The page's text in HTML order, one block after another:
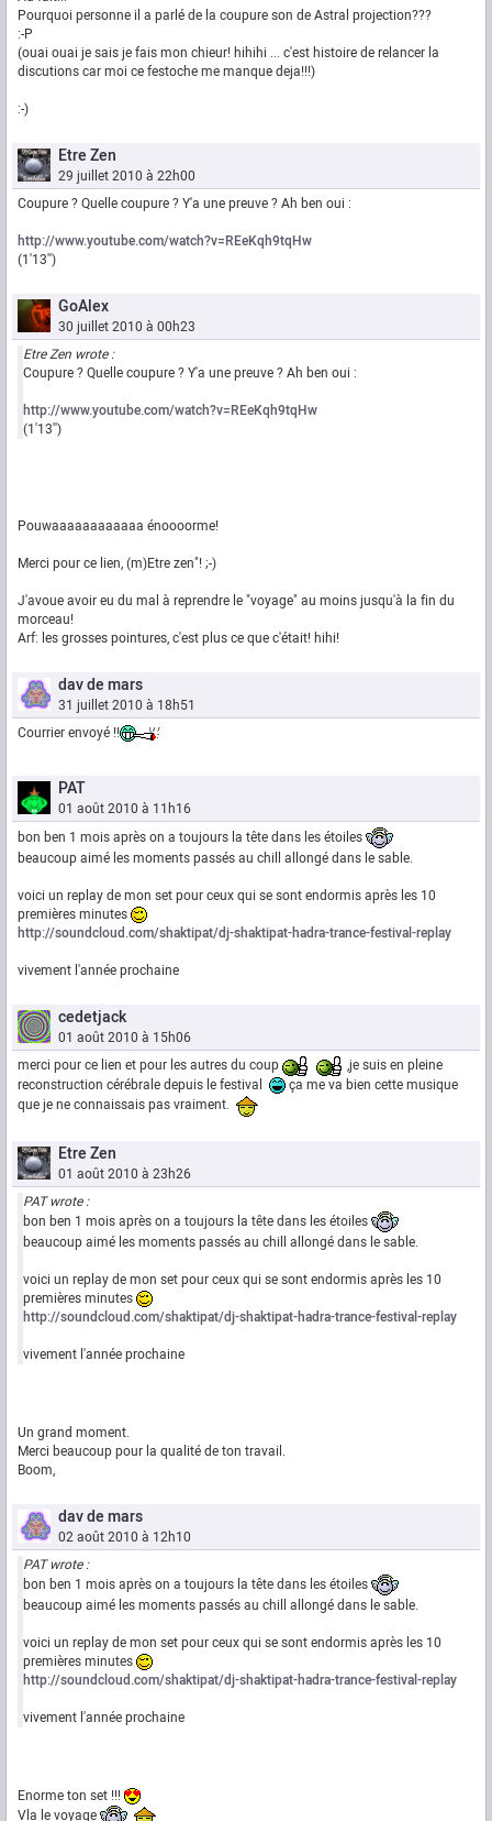
Pourquoi personne il a parlé de la coupure son de Astral projection???
:-P
(ouai ouai je sais je fais mon chieur! hihihi ... c'est histoire de relancer la
discutions car moi ce festoche me manque deja!!!)
:-)
Etre Zen
29 juillet 2010 à 22h00
Coupure ? Quelle coupure ? Y'a une preuve ? Ah ben oui :
http://www.youtube.com/watch?v=REeKqh9tqHw
(1'13'')
GoAlex
30 juillet 2010 à 00h23
Etre Zen wrote :
Coupure ? Quelle coupure ? Y'a une preuve ? Ah ben oui :
http://www.youtube.com/watch?v=REeKqh9tqHw
(1'13'')
Pouwaaaaaaaaaaaa énoooorme!
Merci pour ce lien, (m)Etre zen"! ;-)
J'avoue avoir eu du mal à reprendre le "voyage" au moins jusqu'à la fin du
morceau!
Arf: les grosses pointures, c'est plus ce que c'était! hihi!
dav de mars
31 juillet 2010 à 18h51
Courrier envoyé !!
PAT
01 août 2010 à 11h16
bon ben 1 mois après on a toujours la tête dans les étoiles
beaucoup aimé les moments passés au chill allongé dans le sable.
voici un replay de mon set pour ceux qui se sont endormis après les 10
premières minutes
http://soundcloud.com/shaktipat/dj-shaktipat-hadra-trance-festival-replay
vivement l'année prochaine
cedetjack
01 août 2010 à 15h06
merci pour ce lien et pour les autres du coup
,je suis en pleine
reconstruction cérébrale depuis le festival
ça me va bien cette musique
que je ne connaissais pas vraiment.
Etre Zen
01 août 2010 à 23h26
PAT wrote :
bon ben 1 mois après on a toujours la tête dans les étoiles
beaucoup aimé les moments passés au chill allongé dans le sable.
voici un replay de mon set pour ceux qui se sont endormis après les 10
premières minutes
http://soundcloud.com/shaktipat/dj-shaktipat-hadra-trance-festival-replay
vivement l'année prochaine
Un grand moment.
Merci beaucoup pour la qualité de ton travail.
Boom,
dav de mars
02 août 2010 à 12h10
PAT wrote :
bon ben 1 mois après on a toujours la tête dans les étoiles
beaucoup aimé les moments passés au chill allongé dans le sable.
voici un replay de mon set pour ceux qui se sont endormis après les 10
premières minutes
http://soundcloud.com/shaktipat/dj-shaktipat-hadra-trance-festival-replay
vivement l'année prochaine
Enorme ton set !!!
Vla le voyage